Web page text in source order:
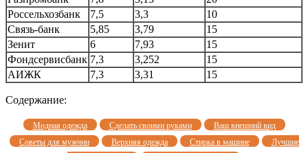
Россельхозбанк
7,5 3,3
10
Связь-банк
5,85 3,79
15
Зенит
6 7,93
15
Фондсервисбанк 7,3 3,252
15
АИЖК
7,3 3,31 15
Содержание:
Модная одежда Сделать своими руками
Ваш внешний вид
Советы для мужчин
Верхняя одежда Стирка в машине
Лучшие